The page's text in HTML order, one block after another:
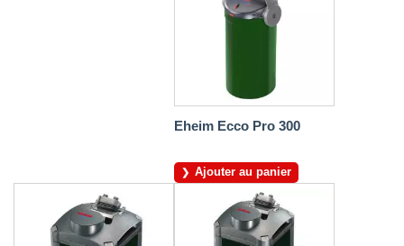
Eheim Ecco Pro 300
Ajouter au panier